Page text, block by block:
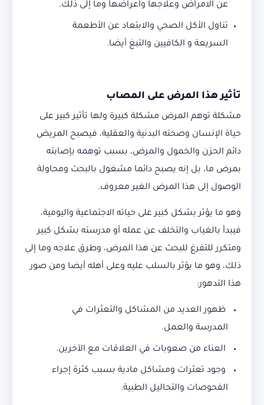
عن الامراض وعلاجها وأعراضها وما إلى ذلك.
تناول الأكل الصحي والابتعاد عن الأطعمة
السريعة و الكافيين والتبغ أيضا.
تأثير هذا المرض على المصاب
مشكلة توهم المرض مشكلة كبيرة ولها تأثير كبير على
حياة الإنسان وصحته البدنية والعقلية، فيصبح المريض
دائم الحزن والخمول والمرض، بسبب توهمه بإصابته
بمرض ما، بل إنه يصبح دائما مشغول بالبحث ومحاولة
الوصول إلى هذا المرض الغير معروف.
وهو ما يؤثر بشكل كبير على حياته الاجتماعية واليومية،
فيبدأ بالغياب والتخلف عن عمله أو مدرسته بشكل كبير
ومتكرر للتفرغ للبحث عن هذا المرض، وطرق علاجه وما إلى
ذلك، وهو ما يؤثر بالسلب عليه وعلى أهله أيضا ومن صور
هذا التدهور:
ظهور العديد من المشاكل والتعثرات في
المدرسة والعمل.
العناء من صعوبات في العلاقات مع الآخرين.
وجود تعثرات ومشاكل مادية بسبب كثرة إجراء
الفحوصات والتحاليل الطبية.